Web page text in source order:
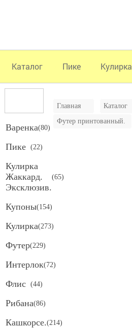
Каталог Пике Кулирка
Варенка(80)
Пике (22)
Кулирка
Жаккард.
Эксклюзив.
(65)
Купоны(154)
Кулирка(273)
Футер(229)
Интерлок(72)
Флис (44)
Рибана(86)
Кашкорсе.(214)
Главная Каталог
Футер принтованный.